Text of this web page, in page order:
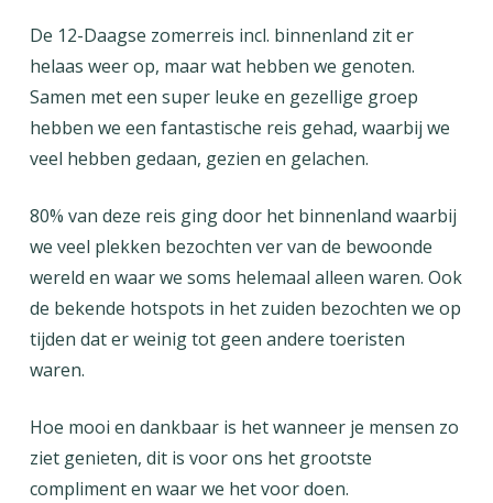
De 12-Daagse zomerreis incl. binnenland zit er
helaas weer op, maar wat hebben we genoten.
Samen met een super leuke en gezellige groep
hebben we een fantastische reis gehad, waarbij we
veel hebben gedaan, gezien en gelachen.
80% van deze reis ging door het binnenland waarbij
we veel plekken bezochten ver van de bewoonde
wereld en waar we soms helemaal alleen waren. Ook
de bekende hotspots in het zuiden bezochten we op
tijden dat er weinig tot geen andere toeristen
waren.
Hoe mooi en dankbaar is het wanneer je mensen zo
ziet genieten, dit is voor ons het grootste
compliment en waar we het voor doen.